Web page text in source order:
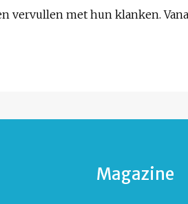
vervullen met hun klanken.
Magazine